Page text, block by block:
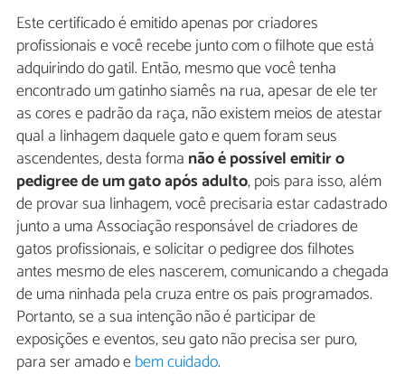
Este certificado é emitido apenas por criadores
profissionais e você recebe junto com o filhote que está
adquirindo do gatil. Então, mesmo que você tenha
encontrado um gatinho siamês na rua, apesar de ele ter
as cores e padrão da raça, não existem meios de atestar
qual a linhagem daquele gato e quem foram seus
ascendentes, desta forma não é possível emitir o
pedigree de um gato após adulto, pois para isso, além
de provar sua linhagem, você precisaria estar cadastrado
junto a uma Associação responsável de criadores de
gatos profissionais, e solicitar o pedigree dos filhotes
antes mesmo de eles nascerem, comunicando a chegada
de uma ninhada pela cruza entre os pais programados.
Portanto, se a sua intenção não é participar de
exposições e eventos, seu gato não precisa ser puro,
para ser amado ebem cuidado.